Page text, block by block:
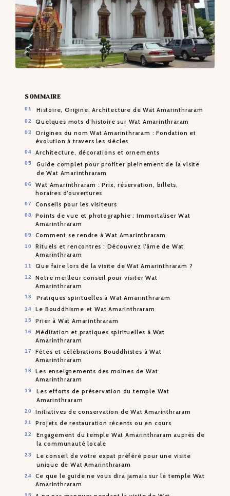
SOMMAIRE
Histoire, Origine, Architecture de Wat Amarinthraram
Quelques mots d’histoire sur Wat Amarinthraram
Origines du nom Wat Amarinthraram : Fondation et
évolution à travers les siècles
Architecture, décorations et ornements
Guide complet pour profiter pleinement de la visite
de Wat Amarinthraram
Wat Amarinthraram : Prix, réservation, billets,
horaires d’ouvertures
Conseils pour les visiteurs
Points de vue et photographie : Immortaliser Wat
Amarinthraram
Comment se rendre à Wat Amarinthraram
Rituels et rencontres : Découvrez l’âme de Wat
Amarinthraram
Que faire lors de la visite de Wat Amarinthraram ?
Notre meilleur conseil pour visiter Wat
Amarinthraram
Pratiques spirituelles à Wat Amarinthraram
Le Bouddhisme et Wat Amarinthraram
Prier à Wat Amarinthraram
Méditation et pratiques spirituelles à Wat
Amarinthraram
Fêtes et célébrations Bouddhistes à Wat
Amarinthraram
Les enseignements des moines de Wat
Amarinthraram
Les efforts de préservation du temple Wat
Amarinthraram
Initiatives de conservation de Wat Amarinthraram
Projets de restauration récents ou en cours
Engagement du temple Wat Amarinthraram auprès de
la communauté locale
Le conseil de votre expat préféré pour une visite
unique de Wat Amarinthraram
Ce que le guide ne vous dira jamais sur le temple Wat
Amarinthraram